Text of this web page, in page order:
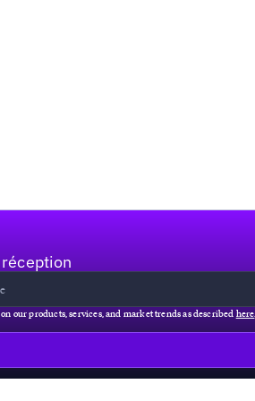
our products, services, and market trends as described here